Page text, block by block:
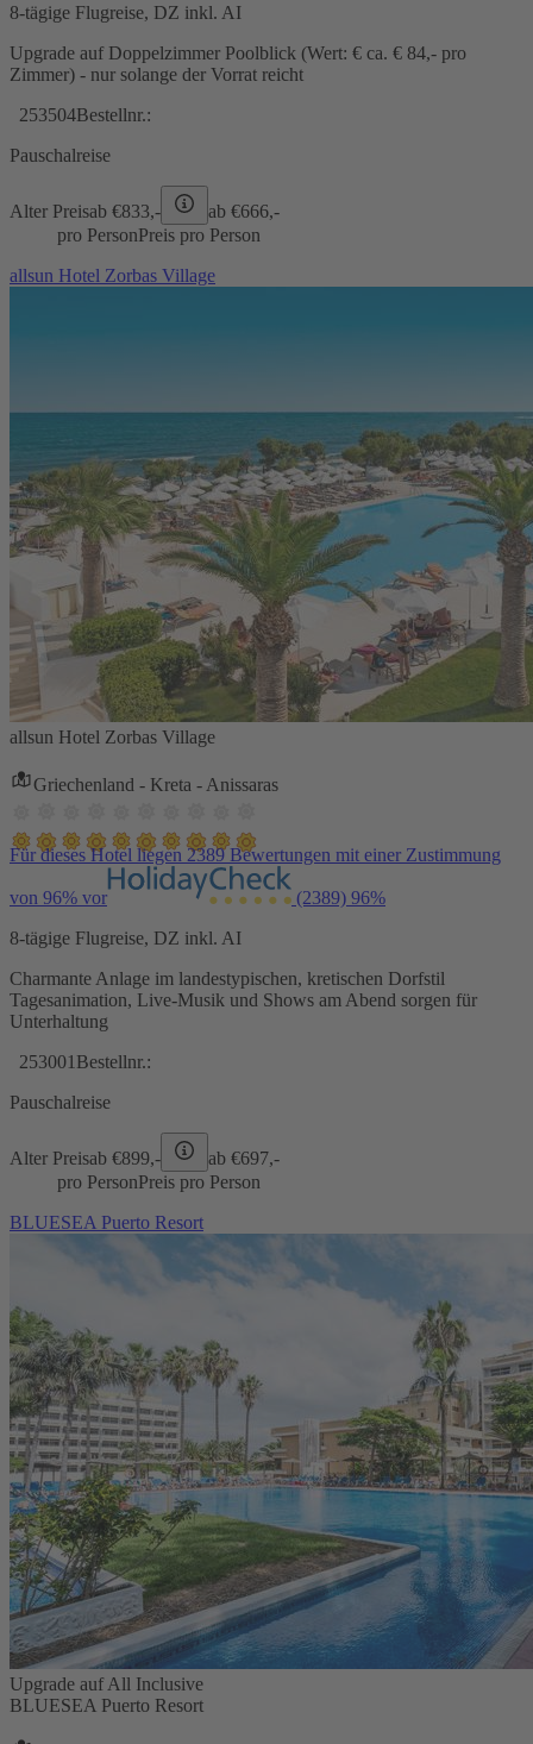
8-tägige Flugreise, DZ inkl. AI
Upgrade auf Doppelzimmer Poolblick (Wert: € ca. € 84,- pro
Zimmer) - nur solange der Vorrat reicht
253504Bestellnr.:
Pauschalreise
Alter Preisab €833,- ab €666,-
pro PersonPreis pro Person
allsun Hotel Zorbas Village
allsun Hotel Zorbas Village
Griechenland - Kreta - Anissaras
Für dieses Hotel liegen 2389 Bewertungen mit einer Zustimmung
von 96% vor (2389) 96%
8-tägige Flugreise, DZ inkl. AI
Charmante Anlage im landestypischen, kretischen Dorfstil
Tagesanimation, Live-Musik und Shows am Abend sorgen für
Unterhaltung
253001 Bestellnr.:
Pauschalreise
Alter Preisab €899,- ab €697,-
pro PersonPreis pro Person
BLUESEA Puerto Resort
Upgrade auf All Inclusive
BLUESEA Puerto Resort